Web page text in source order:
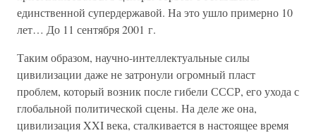
единственной супердержавой. На это ушло примерно 10
лет… До 11 сентября 2001 г.
Таким образом, научно-интеллектуальные силы
цивилизации даже не затронули огромный пласт
проблем, который возник после гибели СССР, его ухода с
глобальной политической сцены. На деле же она,
цивилизация XXI века, сталкивается в настоящее время